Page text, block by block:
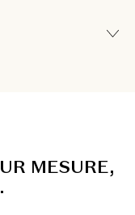
UR MESURE,
.